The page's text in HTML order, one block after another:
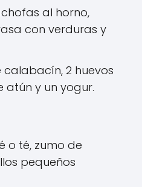
al horno,
con verduras y
calabacín, 2 huevos
atún y un yogur.
o té, zumo de
pequeños